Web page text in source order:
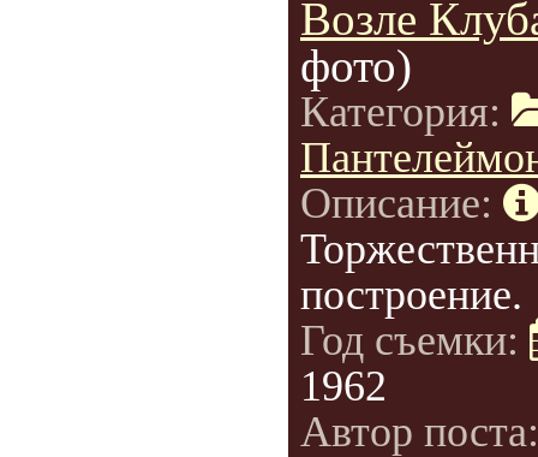
Возле
фото)
Категория:
Описание:
построение.
Год съемки:
1962
Автор